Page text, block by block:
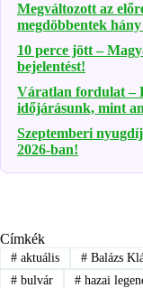
Megváltozott az
megdöbbentek
10 perce jött –
bejelentést!
Váratlan fordulat –
időjárásunk, mint
Szeptemberi
2026-ban!
Címkék
#aktuális #Balázs
#bulvár #hazai